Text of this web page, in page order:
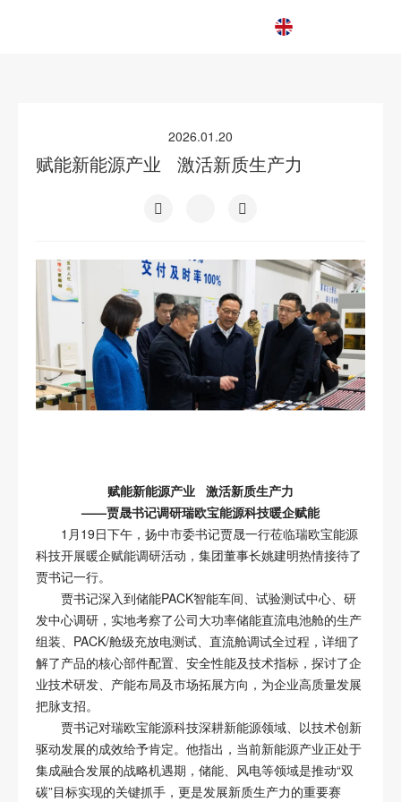
2026.01.20
赋能新能源产业 激活新质生产力
赋能新能源产业 激活新质生产力
——贾晟书记调研瑞欧宝能源科技暖企赋能
1月19日下午，扬中市委书记贾晟一行莅临瑞欧宝能源
科技开展暖企赋能调研活动，集团董事长姚建明热情接待了
贾书记一行。
贾书记深入到储能PACK智能车间、试验测试中心、研
发中心调研，实地考察了公司大功率储能直流电池舱的生产
组装、PACK/舱级充放电测试、直流舱调试全过程，详细了
解了产品的核心部件配置、安全性能及技术指标，探讨了企
业技术研发、产能布局及市场拓展方向，为企业高质量发展
把脉支招。
贾书记对瑞欧宝能源科技深耕新能源领域、以技术创新
驱动发展的成效给予肯定。他指出，当前新能源产业正处于
集成融合发展的战略机遇期，储能、风电等领域是推动“双
碳”目标实现的关键抓手，更是发展新质生产力的重要赛